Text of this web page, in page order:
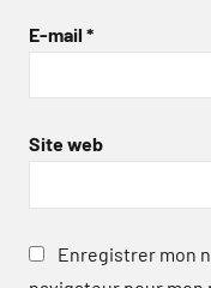
E-mail *
Site web
Enregistrer mon